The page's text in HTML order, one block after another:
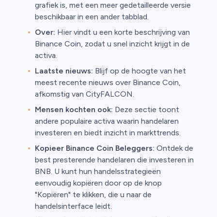
grafiek is, met een meer gedetailleerde versie
beschikbaar in een ander tabblad.
Over: Hier vindt u een korte beschrijving van
Binance Coin, zodat u snel inzicht krijgt in de
activa.
Laatste nieuws: Blijf op de hoogte van het
meest recente nieuws over Binance Coin,
afkomstig van CityFALCON.
Mensen kochten ook: Deze sectie toont
andere populaire activa waarin handelaren
investeren en biedt inzicht in markttrends.
Kopieer Binance Coin Beleggers: Ontdek de
best presterende handelaren die investeren in
BNB. U kunt hun handelsstrategieën
eenvoudig kopiëren door op de knop
"Kopiëren" te klikken, die u naar de
handelsinterface leidt.